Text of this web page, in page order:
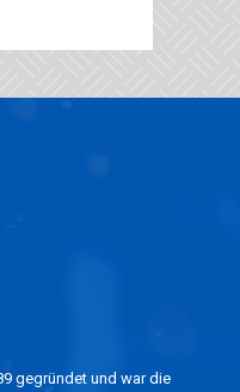
gegründet und war die